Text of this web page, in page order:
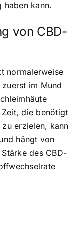
haben kann.
von CBD-
normalerweise
im Mund
die benötigt
erzielen, kann
hängt von
des CBD-